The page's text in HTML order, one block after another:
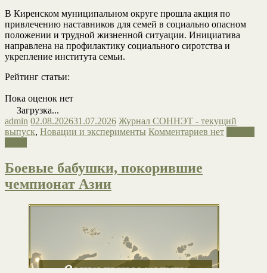
В Киренском муниципальном округе прошла акция по
привлечению наставников для семей в социально опасном
положении и трудной жизненной ситуации. Инициатива
направлена на профилактику социального сиротства и
укрепление института семьи.
Рейтинг статьи:
Пока оценок нет
Загрузка...
admin 02.08.202631.07.2026 Журнал СОННЭТ - текущий
выпуск, Новации и эксперименты Комментариев нет
Боевые бабушки, покорившие
чемпионат Азии